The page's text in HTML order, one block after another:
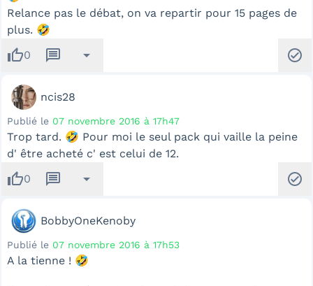
Relance pas le débat, on va repartir pour 15 pages de
plus. 🤣
thumb_up0 message arrow_drop_down check_circle
ncis28
Publié le 07 novembre 2016 à 17h47
Trop tard. 🤣 Pour moi le seul pack qui vaille la peine
d' être acheté c' est celui de 12.
thumb_up0 message arrow_drop_down check_circle
BobbyOneKenoby
Publié le 07 novembre 2016 à 17h53
A la tienne ! 🤣